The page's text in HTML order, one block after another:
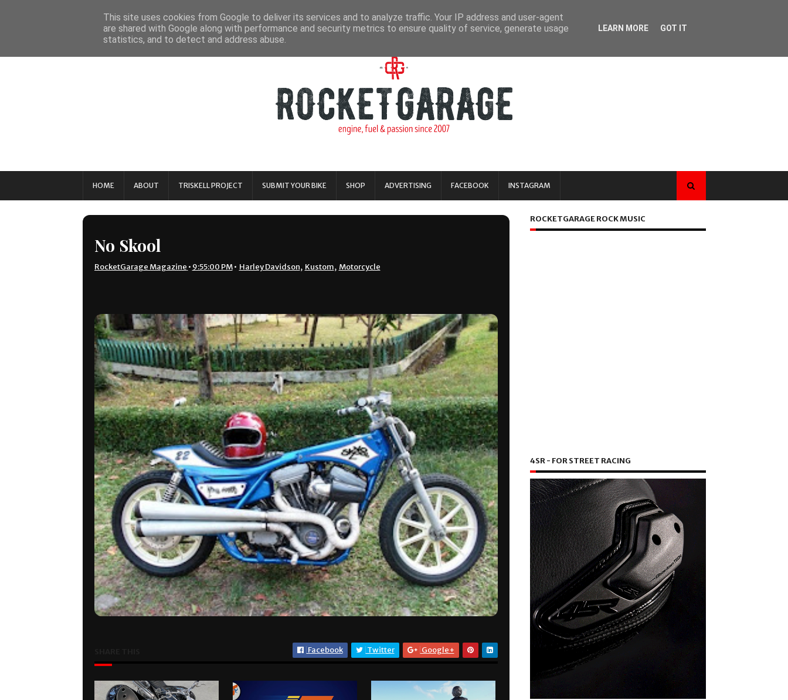
HOME ABOUT TRISKELL PROJECT SUBMIT YOUR BIKE SHOP ADVERTISING FACEBOOK INSTAGRAM
No Skool
RocketGarage Magazine • 9:55:00 PM • Harley Davidson, Kustom, Motorcycle
Facebook Twitter Google+
ROCKETGARAGE ROCK MUSIC
4SR - FOR STREET RACING
This site uses cookies from Google to deliver its services and to analyze traffic. Your IP address and user-agent
are shared with Google along with performance and security metrics to ensure quality of service, generate usage
statistics, and to detect and address abuse.
LEARN MORE GOT IT